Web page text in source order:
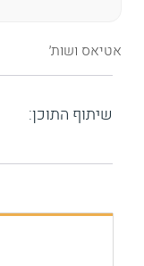
אטיאס ושות׳
שיתוף התוכן: